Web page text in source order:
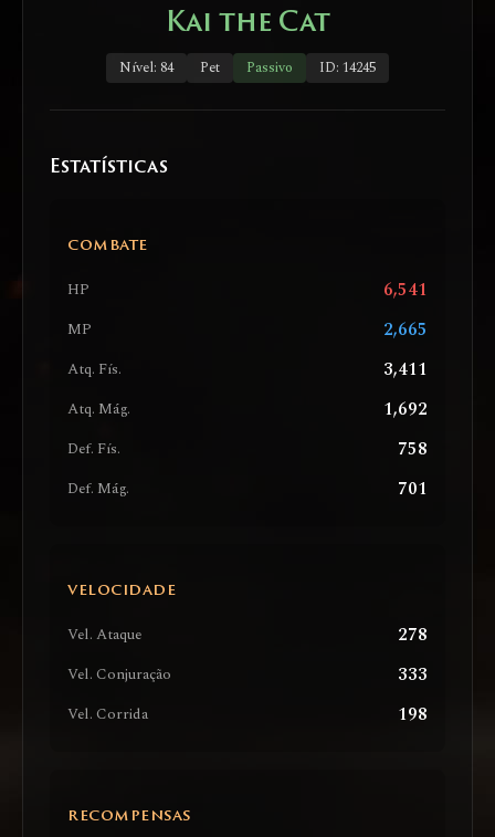
Kai the Cat
Nível: 84 Pet Passivo ID: 14245
Estatísticas
COMBATE
HP 6,541
MP 2,665
Atq. Fís. 3,411
Atq. Mág. 1,692
Def. Fís. 758
Def. Mág. 701
VELOCIDADE
Vel. Ataque 278
Vel. Conjuração 333
Vel. Corrida 198
RECOMPENSAS